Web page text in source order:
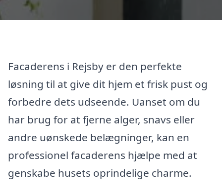
Facaderens i Rejsby er den perfekte
løsning til at give dit hjem et frisk pust og
forbedre dets udseende. Uanset om du
har brug for at fjerne alger, snavs eller
andre uønskede belægninger, kan en
professionel facaderens hjælpe med at
genskabe husets oprindelige charme.